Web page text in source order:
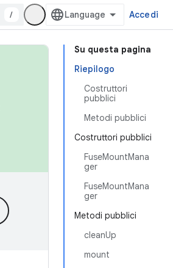
/ Accedi
Su questa pagina
Riepilogo
Costruttori
pubblici
Metodi pubblici
Costruttori pubblici
FuseMountMana
ger
FuseMountMana
ger
Metodi pubblici
cleanUp
mount